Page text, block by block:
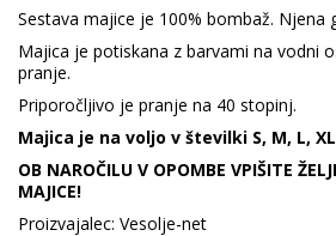
Sestava majice je 100% bombaž. Njena
Majica je potiskana z barvami na vodni
pranje.
Priporočljivo je pranje na 40 stopinj.
Majica je na voljo v številki S, M, L,
OB NAROČILU V OPOMBE VPIŠITE
MAJICE!
Proizvajalec: Vesolje-net